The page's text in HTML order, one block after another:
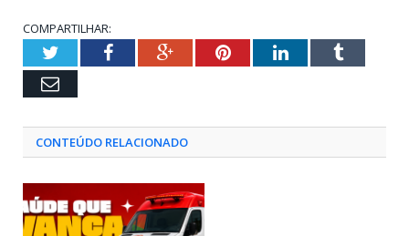
COMPARTILHAR:
TwitterFacebookGoogle+PinterestLinkedInTumblr
Email
CONTEÚDO RELACIONADO